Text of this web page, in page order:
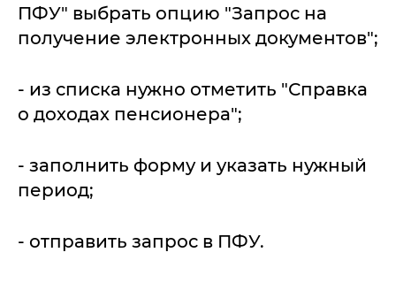
ПФУ" выбрать опцию "Запрос на
получение электронных документов";
- из списка нужно отметить "Справка
о доходах пенсионера";
- заполнить форму и указать нужный
период;
- отправить запрос в ПФУ.